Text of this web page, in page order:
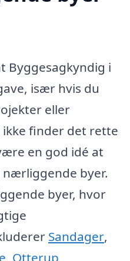
Byggesagkyndig i
især hvis du
eller
finder det rette
en god idé at
byer.
byer, hvor
Sandager,
Otterup